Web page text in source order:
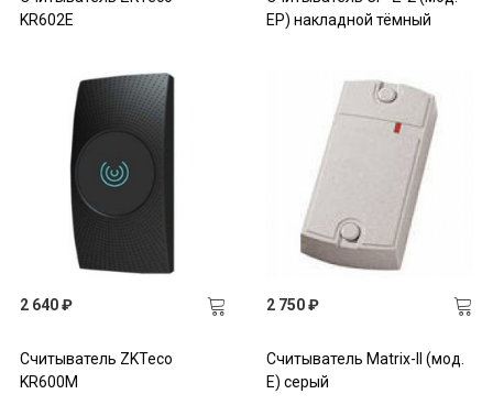
KR602E
EP) накладной тёмный
2 640 ₽
Считыватель ZKTeco
KR600M
2 750 ₽
Считыватель Matrix-II (мод.
Е) серый